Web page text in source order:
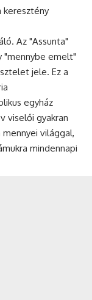
keresztény
Az "Assunta"
"mennybe emelt"
jele. Ez a
egyház
viselői gyakran
világgal,
mindennapi